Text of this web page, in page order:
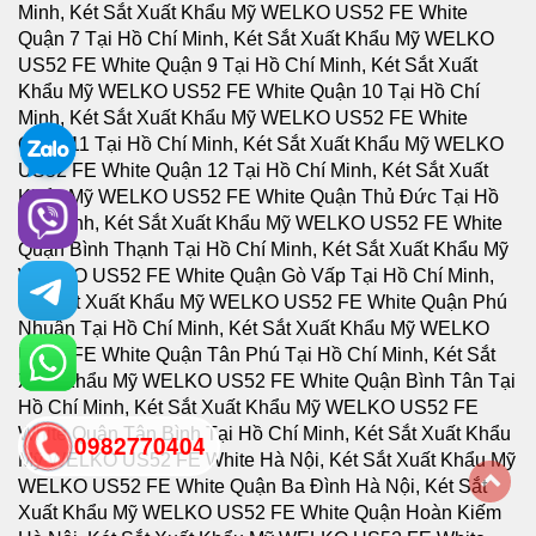
0982770404
back